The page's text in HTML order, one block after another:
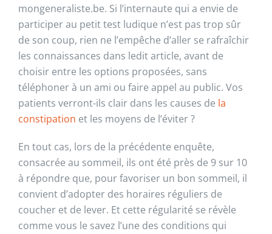
mongeneraliste.be. Si l’internaute qui a envie de
participer au petit test ludique n’est pas trop sûr
de son coup, rien ne l’empêche d’aller se rafraîchir
les connaissances dans ledit article, avant de
choisir entre les options proposées, sans
téléphoner à un ami ou faire appel au public. Vos
patients verront-ils clair dans les causes de la
constipation et les moyens de l’éviter ?
En tout cas, lors de la précédente enquête,
consacrée au sommeil, ils ont été près de 9 sur 10
à répondre que, pour favoriser un bon sommeil, il
convient d’adopter des horaires réguliers de
coucher et de lever. Et cette régularité se révèle
comme vous le savez l’une des conditions qui